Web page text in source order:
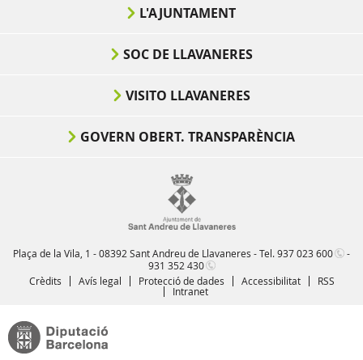
L'AJUNTAMENT
SOC DE LLAVANERES
VISITO LLAVANERES
GOVERN OBERT. TRANSPARÈNCIA
Plaça de la Vila, 1 - 08392 Sant Andreu de Llavaneres - Tel.937 023 600
-
931 352 430
Crèdits
Avís legal Protecció de dades Accessibilitat
RSS
Intranet